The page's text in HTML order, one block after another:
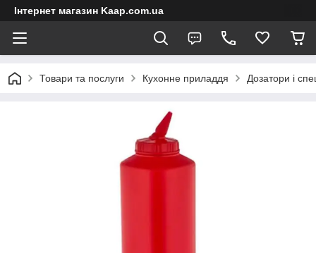
Інтернет магазин Kaap.com.ua
Товари та послуги Кухонне приладдя Дозатори і